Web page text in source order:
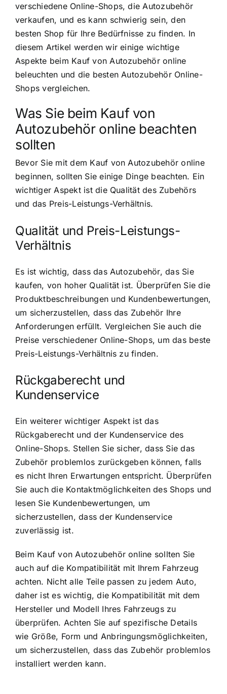
verschiedene Online-Shops, die Autozubehör
verkaufen, und es kann schwierig sein, den
besten Shop für Ihre Bedürfnisse zu finden. In
diesem Artikel werden wir einige wichtige
Aspekte beim Kauf von Autozubehör online
beleuchten und die besten Autozubehör Online-
Shops vergleichen.
Was Sie beim Kauf von
Autozubehör online beachten
sollten
Bevor Sie mit dem Kauf von Autozubehör online
beginnen, sollten Sie einige Dinge beachten. Ein
wichtiger Aspekt ist die Qualität des Zubehörs
und das Preis-Leistungs-Verhältnis.
Qualität und Preis-Leistungs-
Verhältnis
Es ist wichtig, dass das Autozubehör, das Sie
kaufen, von hoher Qualität ist. Überprüfen Sie die
Produktbeschreibungen und Kundenbewertungen,
um sicherzustellen, dass das Zubehör Ihre
Anforderungen erfüllt. Vergleichen Sie auch die
Preise verschiedener Online-Shops, um das beste
Preis-Leistungs-Verhältnis zu finden.
Rückgaberecht und
Kundenservice
Ein weiterer wichtiger Aspekt ist das
Rückgaberecht und der Kundenservice des
Online-Shops. Stellen Sie sicher, dass Sie das
Zubehör problemlos zurückgeben können, falls
es nicht Ihren Erwartungen entspricht. Überprüfen
Sie auch die Kontaktmöglichkeiten des Shops und
lesen Sie Kundenbewertungen, um
sicherzustellen, dass der Kundenservice
zuverlässig ist.
Beim Kauf von Autozubehör online sollten Sie
auch auf die Kompatibilität mit Ihrem Fahrzeug
achten. Nicht alle Teile passen zu jedem Auto,
daher ist es wichtig, die Kompatibilität mit dem
Hersteller und Modell Ihres Fahrzeugs zu
überprüfen. Achten Sie auf spezifische Details
wie Größe, Form und Anbringungsmöglichkeiten,
um sicherzustellen, dass das Zubehör problemlos
installiert werden kann.